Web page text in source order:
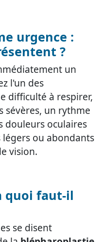
urgence :
?
un
l'un des
difficulté à respirer,
sévères, un rythme
douleurs oculaires
légers ou abondants
vision.
quoi faut-il
se disent